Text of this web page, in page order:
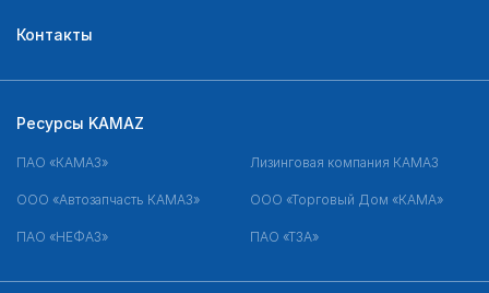
Контакты
Ресурсы KAMAZ
ПАО «КАМАЗ» Лизинговая компания КАМАЗ
ООО «Автозапчасть КАМАЗ» ООО «Торговый Дом «КАМА»
ПАО «НЕФАЗ» ПАО «ТЗА»